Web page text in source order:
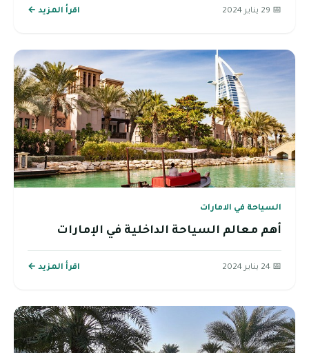
📅 29 يناير 2024 اقرأ المزيد ←
السياحة في الامارات
أهم معالم السياحة الداخلية في الإمارات
📅 24 يناير 2024 اقرأ المزيد ←